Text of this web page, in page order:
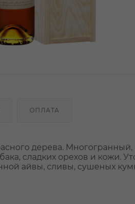
ОПЛАТА
дерева.
сладких орехов и кожи.
айвы, сливы, сушеных